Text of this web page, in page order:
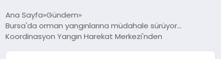
GÜNDEM
EKONOMI
Ana Sayfa Gündem
Bursa'da orman yangınlarına müdahale sürüyor…
Koordinasyon Yangın Harekat Merkezi'nden